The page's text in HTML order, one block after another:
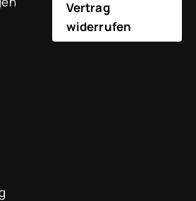
Vertrag
widerrufen